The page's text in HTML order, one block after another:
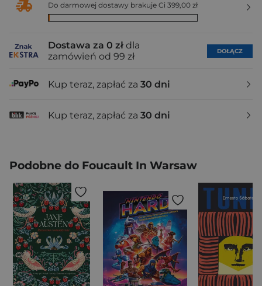
Do darmowej dostawy brakuje Ci 399,00 zł
Dostawa za 0 zł dla
zamówień od 99 zł
DOŁĄCZ
Kup teraz, zapłać za 30 dni
Kup teraz, zapłać za 30 dni
Podobne do Foucault In Warsaw